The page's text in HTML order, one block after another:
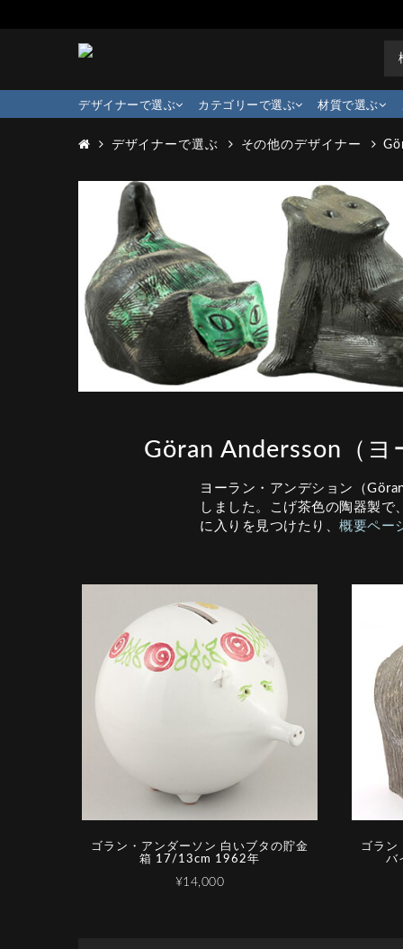
デザイナーで選ぶ カテゴリーで選ぶ 材質で選ぶ
デザイナーで選ぶ その他のデザイナー
Göran Andersson（
ヨーラン・アンデション（
しました。こげ茶色の陶器製
に入りを見つけたり、 概要ペー
ゴラン・アンダーソン 白いブタの貯金
箱 17/13cm 1962年
¥14,000
ゴ­ラ­
バ­